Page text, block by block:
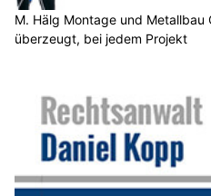
M. Hälg Montage und Metallbau
überzeugt, bei jedem Projekt